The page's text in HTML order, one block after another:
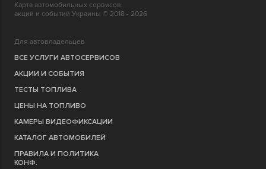
Карта автомобильных сервисов,
акций и событий Украины © 2018 - 2026
Для автовладельцев
ВСЕ УСЛУГИ АВТОСЕРВИСОВ
АКЦИИ И СОБЫТИЯ
ТЕСТЫ ТОПЛИВА
ЦЕНЫ НА ТОПЛИВО
КАМЕРЫ ВИДЕОФИКСАЦИИ
КАТАЛОГ АВТОМОБИЛЕЙ
ПРАВИЛА И ПОЛИТИКА
КОНФ.